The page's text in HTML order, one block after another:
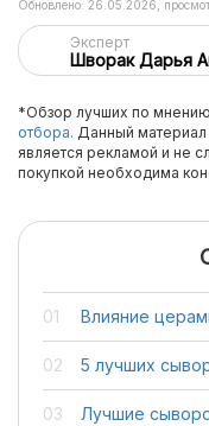
Эксперт
Шворак Дарья
Обновлено: 26.05.2026,
*Обзор лучших по
отбора. Данный материал
является рекламой и не
покупкой необходима
Влияние
5 лучших
Лучшие